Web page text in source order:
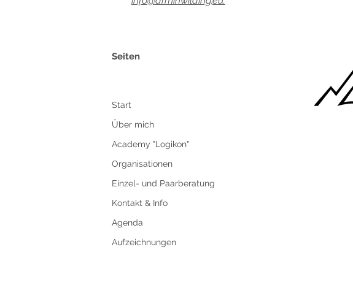
Seiten
Start
Über mich
Academy "Logikon"
Organisationen
Einzel- und Paarberatung
Kontakt & Info
Agenda
Aufzeichnungen